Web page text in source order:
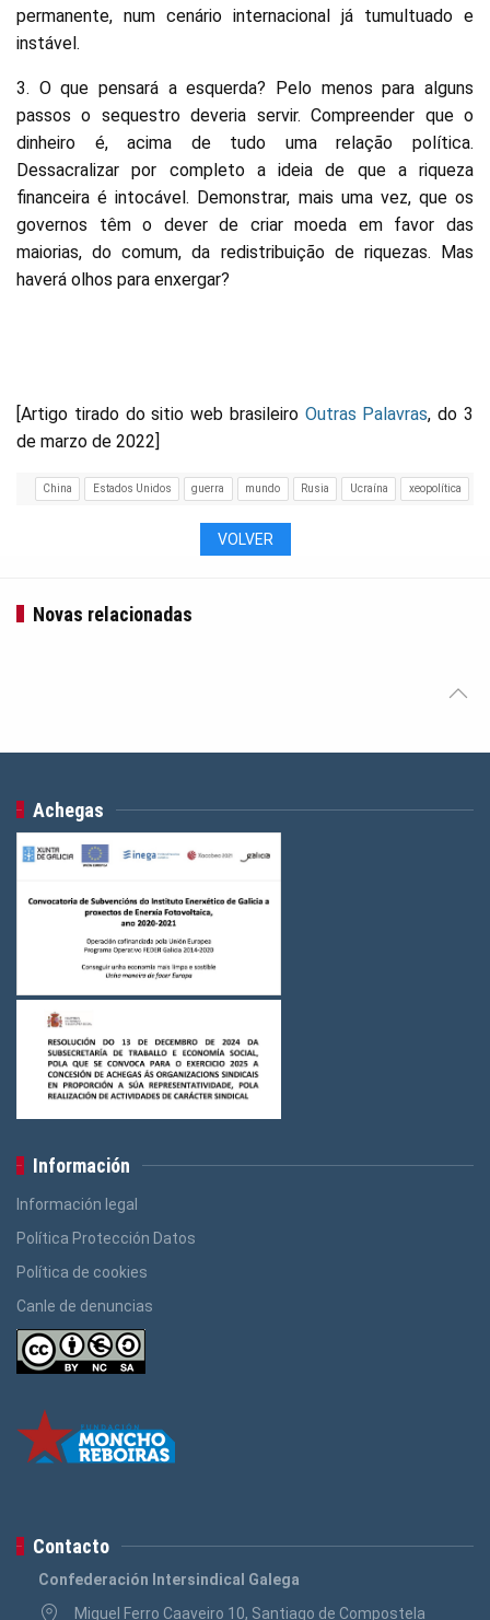
permanente, num cenário internacional já tumultuado e
instável.
3. O que pensará a esquerda? Pelo menos para alguns
passos o sequestro deveria servir. Compreender que o
dinheiro é, acima de tudo uma relação política.
Dessacralizar por completo a ideia de que a riqueza
financeira é intocável. Demonstrar, mais uma vez, que os
governos têm o dever de criar moeda em favor das
maiorias, do comum, da redistribuição de riquezas. Mas
haverá olhos para enxergar?
[Artigo tirado do sitio web brasileiro Outras Palavras, do 3
de marzo de 2022]
China Estados Unidos guerra mundo Rusia Ucraína xeopolítica
VOLVER
Novas relacionadas
Achegas
Información
Información legal
Política Protección Datos
Política de cookies
Canle de denuncias
Contacto
Confederación Intersindical Galega
Miguel Ferro Caaveiro 10, Santiago de Compostela